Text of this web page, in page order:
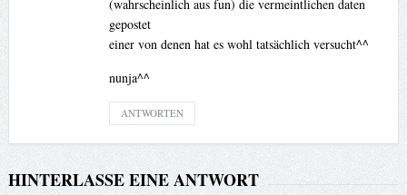
(wahrscheinlich aus fun) die vermeintlichen daten
gepostet
einer von denen hat es wohl tatsächlich versucht^^
nunja^^
ANTWORTEN
HINTERLASSE EINE ANTWORT